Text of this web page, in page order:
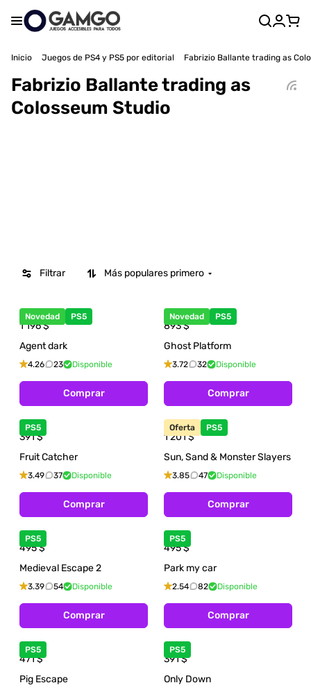
Inicio Juegos de PS4 y PS5 por editorial Fabrizio Ballante trading as
Fabrizio Ballante trading as
Colosseum Studio
Filtrar Más populares primero
Novedad PS5
1 196$
Agent dark
4.26 23 Disponible
Comprar
Novedad PS5
893$
Ghost Platform
3.72 32 Disponible
Comprar
PS5
391$
Fruit Catcher
3.49 37 Disponible
Comprar
Oferta PS5
1 201$
Sun, Sand & Monster Slayers
3.85 47 Disponible
Comprar
PS5
495$
Medieval Escape 2
3.39 54 Disponible
Comprar
PS5
495$
Park my car
2.54 82 Disponible
Comprar
PS5
471$
Pig Escape
PS5
391$
Only Down